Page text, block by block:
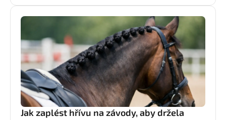
Jak zaplést hřívu na závody, aby držela